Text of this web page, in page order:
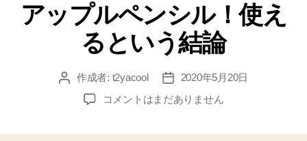
テ
グ
レ
株
会
社
ゴ
リ
ー
アップルペンシル！使え
るという結論
投 作成者: t2yacool
投
稿
2020年5月20日
ア
コメントはまだありません